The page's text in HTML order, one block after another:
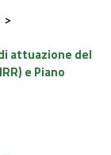
>
attuazione del
e Piano